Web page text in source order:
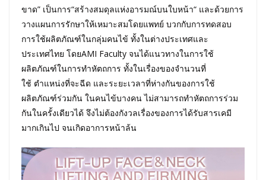
ขาด” เป็นการ“สร้างสมดุลแห่งอารมณ์บนใบหน้า“ และด้วยการ
วางแผนการรักษาให้เหมาะสมโดยแพทย์ บวกกับการทดสอบ
การใช้ผลิตภัณฑ์ในกลุ่มคนไข้ ทั้งในต่างประเทศและ
ประเทศไทย โดยAMI Faculty จนได้แนวทางในการใช้
ผลิตภัณฑ์ในการทำหัตถการ ทั้งในเรื่องของจำนวนที่
ใช้ ตำแหน่งที่จะฉีด และระยะเวลาที่ห่างกันของการใช้
ผลิตภัณฑ์ร่วมกัน ในคนไข้บางคน ไม่สามารถทำหัตถการร่วม
กันในครั้งเดียวได้ จึงไม่ต้องกังวลเรื่องของการได้รับสารเคมี
มากเกินไป จนเกิดอาการหน้าล้น